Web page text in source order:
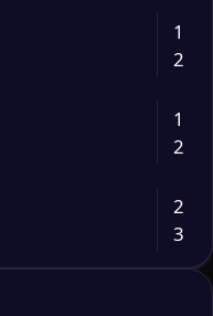
1
2
1
2
2
3